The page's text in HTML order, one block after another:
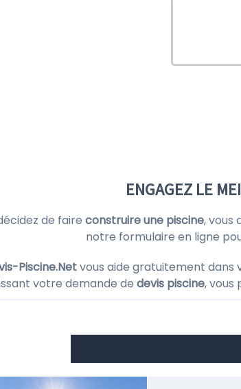
ENGAGEZ LE
de faire construire une piscine, vous
notre formulaire en ligne
Piscine.Netvous aide gratuitement dans
votre demande de devis piscine, vous